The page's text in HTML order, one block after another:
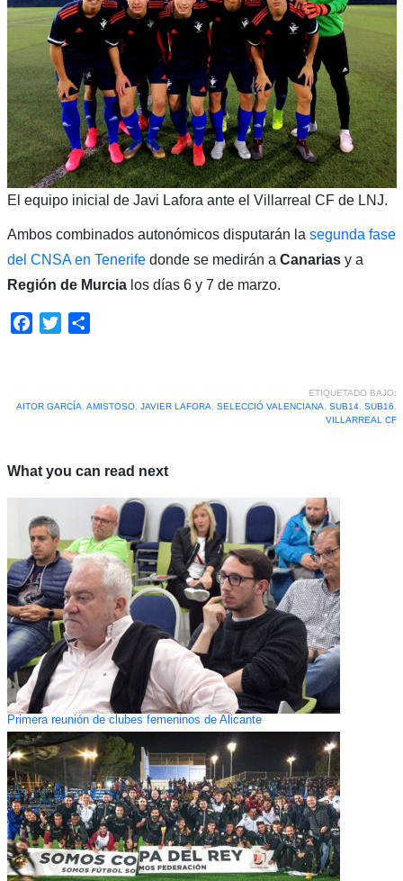
El equipo inicial de Javi Lafora ante el Villarreal CF de LNJ.
Ambos combinados autonómicos disputarán la segunda fase
del CNSA en Tenerifedonde se medirán a Canariasy a
Región de Murcialos días 6 y 7 de marzo.
Facebook
Twitter
ETIQUETADO BAJO:
AITOR GARCÍA AMISTOSO, JAVIER LAFORA SELECCIÓ VALENCIANA SUB14, SUB16
VILLARREAL CF
What you can read next
Primera reunión de clubes femeninos de Alicante